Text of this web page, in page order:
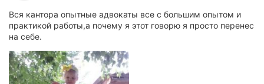
Черновцы
Сумы
Ивано-
Франковск
Вся кантора опытные адвокаты все с большим опытом и
практикой работы,а почему я этот говорю я просто перенес
на себе.